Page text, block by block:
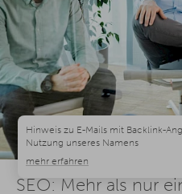
SEO: Mehr als nur